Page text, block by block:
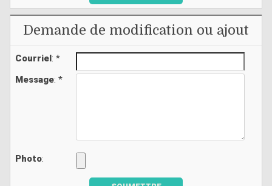
Demande de modification ou ajout
Courriel: *
Message: *
Photo: